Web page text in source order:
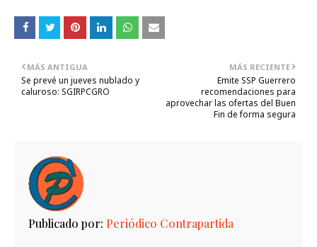
MÁS RECIENTE
Emite SSP Guerrero
recomendaciones para
aprovechar las ofertas del Buen
Fin de forma segura
MÁS ANTIGUA
Se prevé un jueves nublado y
caluroso: SGIRPCGRO
Publicado por: Periódico Contrapartida